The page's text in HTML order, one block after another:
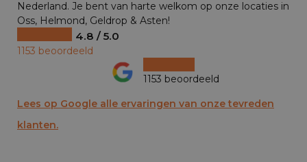
Nederland. Je bent van harte welkom op onze locaties in
Oss, Helmond, Geldrop & Asten!
4.8 / 5.0
1153 beoordeeld
1153 beoordeeld
Lees op Google alle ervaringen van onze tevreden
klanten.